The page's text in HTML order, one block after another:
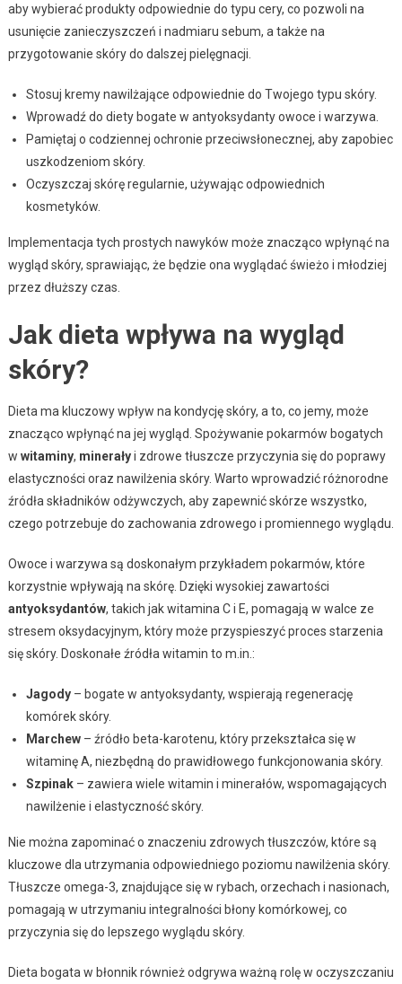
aby wybierać produkty odpowiednie do typu cery, co pozwoli na
usunięcie zanieczyszczeń i nadmiaru sebum, a także na
przygotowanie skóry do dalszej pielęgnacji.
Stosuj kremy nawilżające odpowiednie do Twojego typu skóry.
Wprowadź do diety bogate w antyoksydanty owoce i warzywa.
Pamiętaj o codziennej ochronie przeciwsłonecznej, aby zapobiec
uszkodzeniom skóry.
Oczyszczaj skórę regularnie, używając odpowiednich
kosmetyków.
Implementacja tych prostych nawyków może znacząco wpłynąć na
wygląd skóry, sprawiając, że będzie ona wyglądać świeżo i młodziej
przez dłuższy czas.
Jak dieta wpływa na wygląd
skóry?
Dieta ma kluczowy wpływ na kondycję skóry, a to, co jemy, może
znacząco wpłynąć na jej wygląd. Spożywanie pokarmów bogatych
w witaminy, minerałyi zdrowe tłuszcze przyczynia się do poprawy
elastyczności oraz nawilżenia skóry. Warto wprowadzić różnorodne
źródła składników odżywczych, aby zapewnić skórze wszystko,
czego potrzebuje do zachowania zdrowego i promiennego wyglądu.
Owoce i warzywa są doskonałym przykładem pokarmów, które
korzystnie wpływają na skórę. Dzięki wysokiej zawartości
antyoksydantów, takich jak witamina C i E, pomagają w walce ze
stresem oksydacyjnym, który może przyspieszyć proces starzenia
się skóry. Doskonałe źródła witamin to m.in.:
Jagody– bogate w antyoksydanty, wspierają regenerację
komórek skóry.
Marchew– źródło beta-karotenu, który przekształca się w
witaminę A, niezbędną do prawidłowego funkcjonowania skóry.
Szpinak– zawiera wiele witamin i minerałów, wspomagających
nawilżenie i elastyczność skóry.
Nie można zapominać o znaczeniu zdrowych tłuszczów, które są
kluczowe dla utrzymania odpowiedniego poziomu nawilżenia skóry.
Tłuszcze omega-3, znajdujące się w rybach, orzechach i nasionach,
pomagają w utrzymaniu integralności błony komórkowej, co
przyczynia się do lepszego wyglądu skóry.
Dieta bogata w błonnik również odgrywa ważną rolę w oczyszczaniu